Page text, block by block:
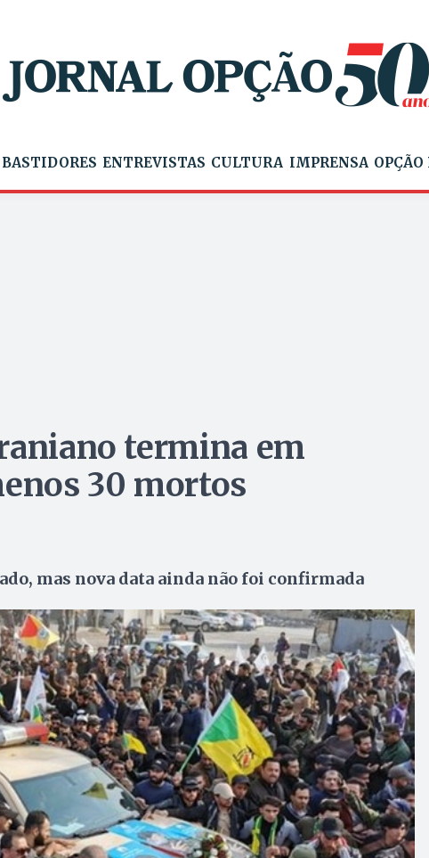
BASTIDORES ENTREVISTAS CULTURA IMPRENSA OPÇÃO
termina em
30 mortos
mas nova data ainda não foi confirmada